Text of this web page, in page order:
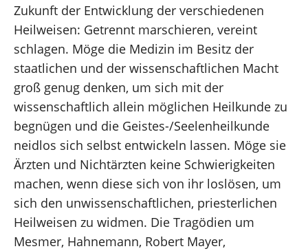
Zukunft der Entwicklung der verschiedenen
Heilweisen: Getrennt marschieren, vereint
schlagen. Möge die Medizin im Besitz der
staatlichen und der wissenschaftlichen Macht
groß genug denken, um sich mit der
wissenschaftlich allein möglichen Heilkunde zu
begnügen und die Geistes-/Seelenheilkunde
neidlos sich selbst entwickeln lassen. Möge sie
Ärzten und Nichtärzten keine Schwierigkeiten
machen, wenn diese sich von ihr loslösen, um
sich den unwissenschaftlichen, priesterlichen
Heilweisen zu widmen. Die Tragödien um
Mesmer, Hahnemann, Robert Mayer,